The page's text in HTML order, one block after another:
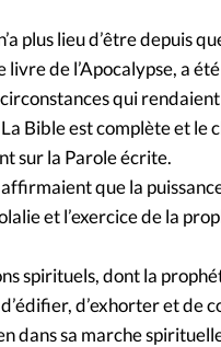
Nous
Emploi
plus lieu d’être depuis
de l’Apocalypse, a
qui
Bible est complète et le
sur la Parole écrite.
affirmaient que la
et l’exercice de la
spirituels, dont la
d’exhorter et de
dans sa marche